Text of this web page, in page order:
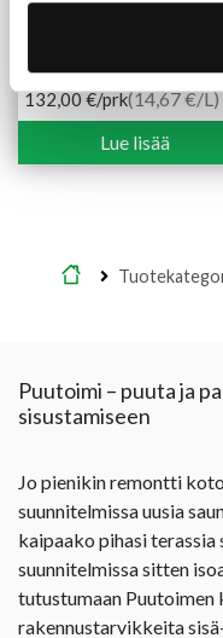
PM3 9 l sävytettävä
132,00€/prk(14,67 €/L)
Lue lisää
Etusivu
Puutoimi – puuta ja
sisustamiseen
Jo pienikin remontti
suunnitelmissa uusia
kaipaako pihasi
suunnitelmissa sitten
tutustumaan
rakennustarvikkeita